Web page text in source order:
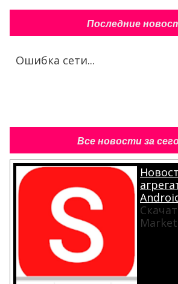
Последние
Ошибка сети...
Все новости за
Market